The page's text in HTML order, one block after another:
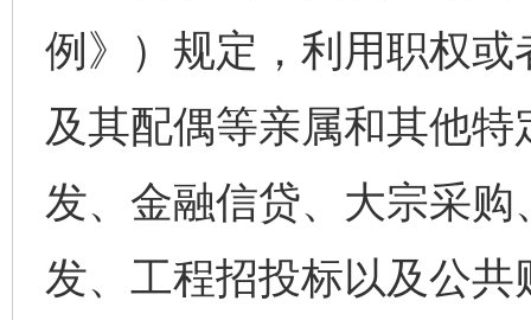
例》）规定，利用职权
及其配偶等亲属和其他
发、金融信贷、大宗采
发、工程招投标以及公